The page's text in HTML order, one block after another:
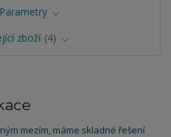
Parametry
zboží 4
mezím, máme skladné řešení